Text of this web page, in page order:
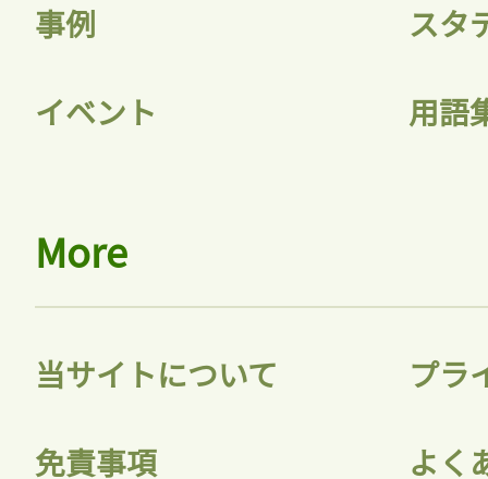
事例 スタ
イベント 用語
More
当サイトについて プラ
免責事項 よく